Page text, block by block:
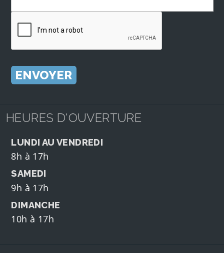
HEURES D'OUVERTURE
LUNDI AU VENDREDI
8h à 17h
SAMEDI
9h à 17h
DIMANCHE
10h à 17h